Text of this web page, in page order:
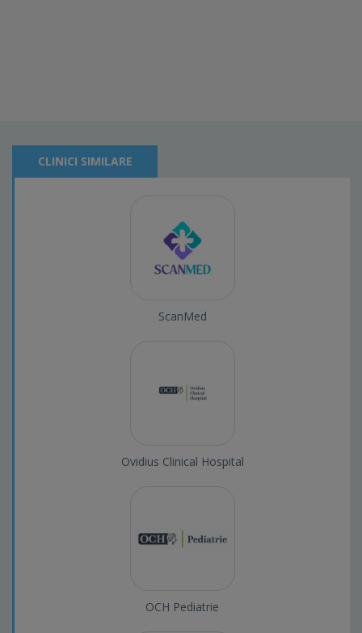
CLINICI SIMILARE
ScanMed
Ovidius Clinical Hospital
OCH Pediatrie